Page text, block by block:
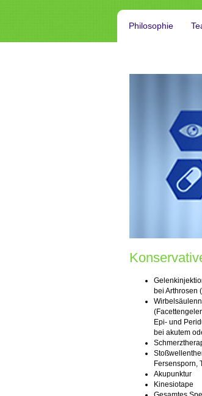
Philosophie
bei Arthrosen
Epi- und
bei akutem
Fersensporn,
Akupunktur
Kinesiotape